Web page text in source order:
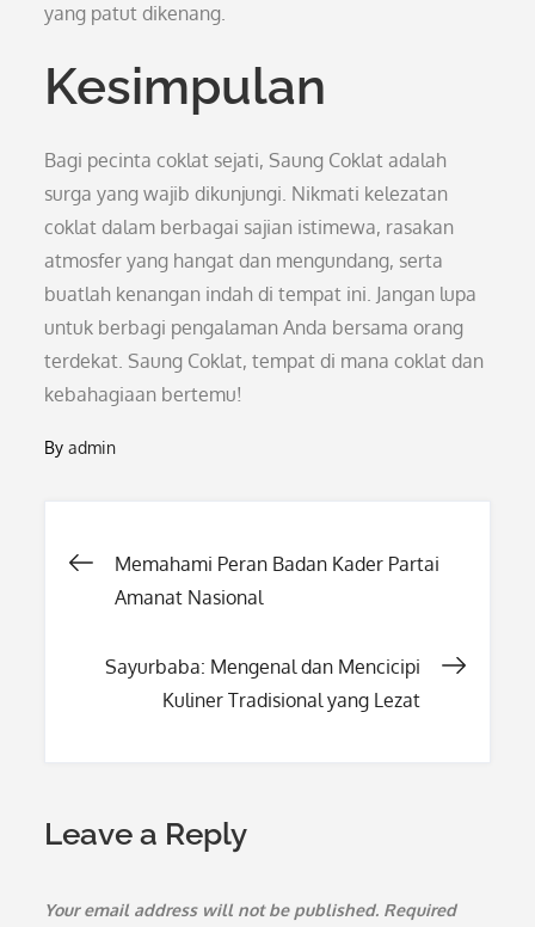
yang patut dikenang.
Kesimpulan
Bagi pecinta coklat sejati, Saung Coklat adalah
surga yang wajib dikunjungi. Nikmati kelezatan
coklat dalam berbagai sajian istimewa, rasakan
atmosfer yang hangat dan mengundang, serta
buatlah kenangan indah di tempat ini. Jangan lupa
untuk berbagi pengalaman Anda bersama orang
terdekat. Saung Coklat, tempat di mana coklat dan
kebahagiaan bertemu!
Byadmin
Post
Memahami Peran Badan Kader Partai
Amanat Nasional
Sayurbaba: Mengenal dan Mencicipi
Kuliner Tradisional yang Lezat
Leave a Reply
Your email address will not be published. Required